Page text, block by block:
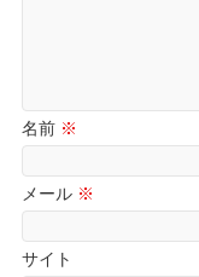
名前 ※
メール ※
サイト